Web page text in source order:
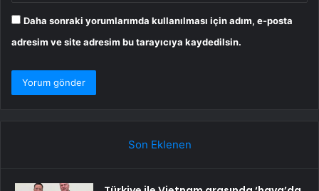
Daha sonraki yorumlarımda kullanılması için adım, e-posta
adresim ve site adresim bu tarayıcıya kaydedilsin.
Son Eklenen